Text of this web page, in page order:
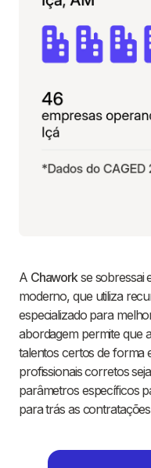
A Chaworkse sobressai
moderno, que utiliza
especializado para
abordagem permite que
talentos certos de forma
profissionais corretos
parâmetros específicos
para trás as